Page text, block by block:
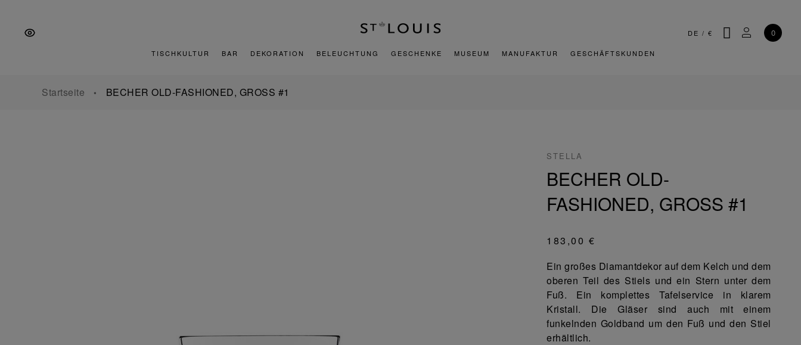
springen
springen
springen
DE / € SUCHEMEIN
0
TISCHKULTUR BAR DEKORATION BELEUCHTUNG GESCHENKE MUSEUM MANUFAKTUR GESCHÄFTSKUNDEN
Startseite BECHER OLD-FASHIONED, GROSS #1
STELLA
BECHER OLD-
FASHIONED, GROSS #1
183,00 €
Ein großes Diamantdekor auf dem Kelch und dem
oberen Teil des Stiels und ein Stern unter dem
Fuß. Ein komplettes Tafelservice in klarem
Kristall. Die Gläser sind auch mit einem
funkelnden Goldband um den Fuß und den Stiel
erhältlich.